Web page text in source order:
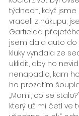
týdnech, když
vraceli z nákupu,
Garfielda
jsem dala auto do
kluky vyndala ze
uklidit, aby ho
nenapadlo, kam
ho prozatím
„Mami, co se
který už mi četl ve